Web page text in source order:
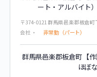
ート・アルバイト
〒374-0121 群馬県邑楽郡板倉
会社
非常勤（パート）
群馬県邑楽郡板倉町【
ほぼ